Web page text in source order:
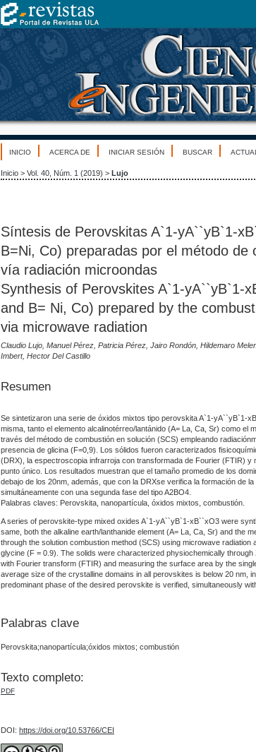
INICIO ACERCA DE INICIAR SESIÓN BUSCAR ACTUAL
Inicio > Vol. 40, Núm. 1 (2019) > Lujo
Síntesis de Perovskitas A`1-yA``yB`1-
B=Ni, Co) preparadas por el método de
vía radiación microondas
Synthesis of Perovskites A`1-yA``yB`1-
and B= Ni, Co) prepared by the
via microwave radiation
Claudio Lujo, Manuel Pérez, Patricia Pérez, Jairo Rondón, Hildemaro
Imbert, Hector Del Castillo
Resumen
Se sintetizaron una serie de óxidos mixtos tipo perovskita A`1-yA``yB`1-
misma, tanto el elemento alcalinotérreo/lantánido (A= La, Ca, Sr) como el
través del método de combustión en solución (SCS) empleando
presencia de glicina (F=0,9). Los sólidos fueron caracterizados
(DRX), la espectroscopia infrarroja con transformada de Fourier (FTIR) y
punto único. Los resultados muestran que el tamaño promedio de los
debajo de los 20nm, además, que con la DRXse verifica la formación de
simultáneamente con una segunda fase del tipo A2BO4.
Palabras claves: Perovskita, nanopartícula, óxidos mixtos, combustión.
A series of perovskite-type mixed oxides A`1-yA``yB`1-xB``xO3 were
same, both the alkaline earth/lanthanide element (A= La, Ca, Sr) and the
through the solution combustion method (SCS) using microwave
glycine (F = 0.9). The solids were characterized physiochemically
with Fourier transform (FTIR) and measuring the surface area by the
average size of the crystalline domains in all perovskites is below 20 nm,
predominant phase of the desired perovskite is verified, simultaneously
Palabras clave
Perovskita;nanopartícula;óxidos mixtos; combustión
Texto completo:
PDF
DOI: https://doi.org/10.53766/CEI